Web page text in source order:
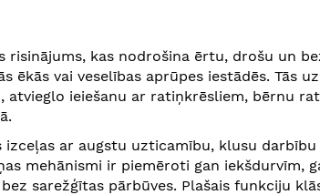
kas nodrošina ērtu, drošu un
ēkās vai veselības aprūpes iestādēs. Tās
ieiešanu ar ratiņkrēsliem, bērnu
ar augstu uzticamību, klusu darbību
mehānismi ir piemēroti gan iekšdurvīm,
sarežģītas pārbūves. Plašais funkciju